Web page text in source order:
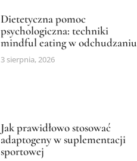
Dietetyczna pomoc
psychologiczna: techniki
mindful eating w odchudzaniu
3 sierpnia, 2026
Jak prawidłowo stosować
adaptogeny w suplementacji
sportowej